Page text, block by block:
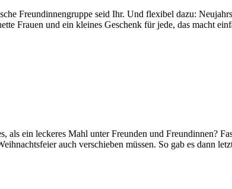
Freundinnengruppe seid Ihr. Und flexibel dazu:
Frauen und ein kleines Geschenk für jede, das macht
als ein leckeres Mahl unter Freunden und Freundinnen?
auch verschieben müssen. So gab es dann